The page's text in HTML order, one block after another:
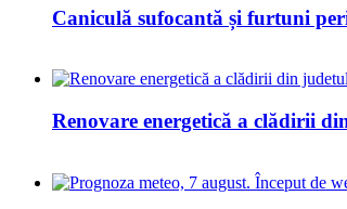
Caniculă sufocantă și furtuni
Renovare energetică a clădirii